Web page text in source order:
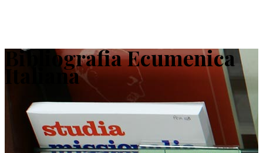
Bibliografia Ecumenica
Italiana